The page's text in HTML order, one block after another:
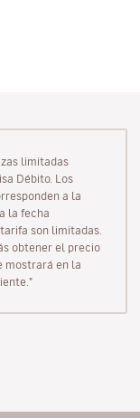
limitadas
Débito. Los
a la
la fecha
son limitadas.
obtener el precio
mostrará en la